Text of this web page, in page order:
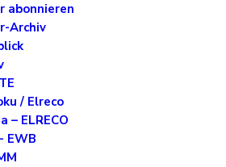
abonnieren
Archiv
/ Elreco
– ELRECO
EWB